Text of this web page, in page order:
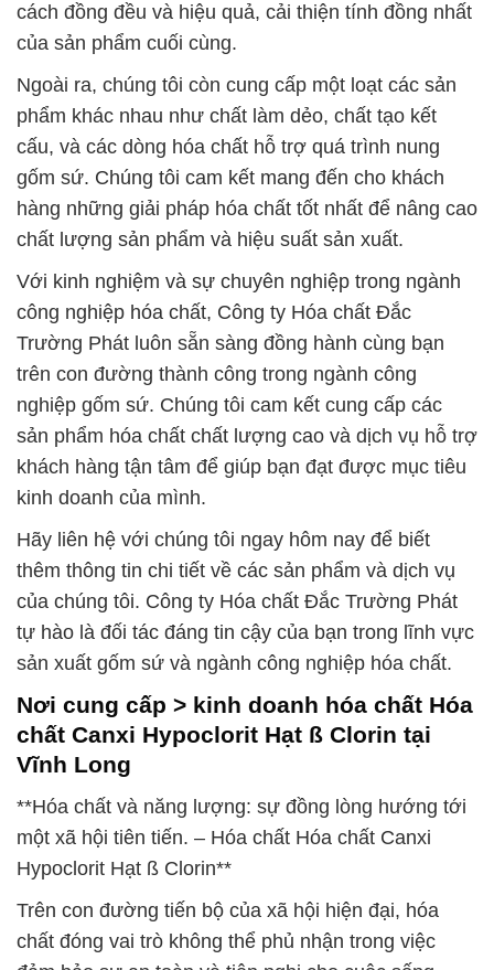
cách đồng đều và hiệu quả, cải thiện tính đồng nhất
của sản phẩm cuối cùng.
Ngoài ra, chúng tôi còn cung cấp một loạt các sản
phẩm khác nhau như chất làm dẻo, chất tạo kết
cấu, và các dòng hóa chất hỗ trợ quá trình nung
gốm sứ. Chúng tôi cam kết mang đến cho khách
hàng những giải pháp hóa chất tốt nhất để nâng cao
chất lượng sản phẩm và hiệu suất sản xuất.
Với kinh nghiệm và sự chuyên nghiệp trong ngành
công nghiệp hóa chất, Công ty Hóa chất Đắc
Trường Phát luôn sẵn sàng đồng hành cùng bạn
trên con đường thành công trong ngành công
nghiệp gốm sứ. Chúng tôi cam kết cung cấp các
sản phẩm hóa chất chất lượng cao và dịch vụ hỗ trợ
khách hàng tận tâm để giúp bạn đạt được mục tiêu
kinh doanh của mình.
Hãy liên hệ với chúng tôi ngay hôm nay để biết
thêm thông tin chi tiết về các sản phẩm và dịch vụ
của chúng tôi. Công ty Hóa chất Đắc Trường Phát
tự hào là đối tác đáng tin cậy của bạn trong lĩnh vực
sản xuất gốm sứ và ngành công nghiệp hóa chất.
Nơi cung cấp > kinh doanh hóa chất Hóa
chất Canxi Hypoclorit Hạt ß Clorin tại
Vĩnh Long
**Hóa chất và năng lượng: sự đồng lòng hướng tới
một xã hội tiên tiến. – Hóa chất Hóa chất Canxi
Hypoclorit Hạt ß Clorin**
Trên con đường tiến bộ của xã hội hiện đại, hóa
chất đóng vai trò không thể phủ nhận trong việc